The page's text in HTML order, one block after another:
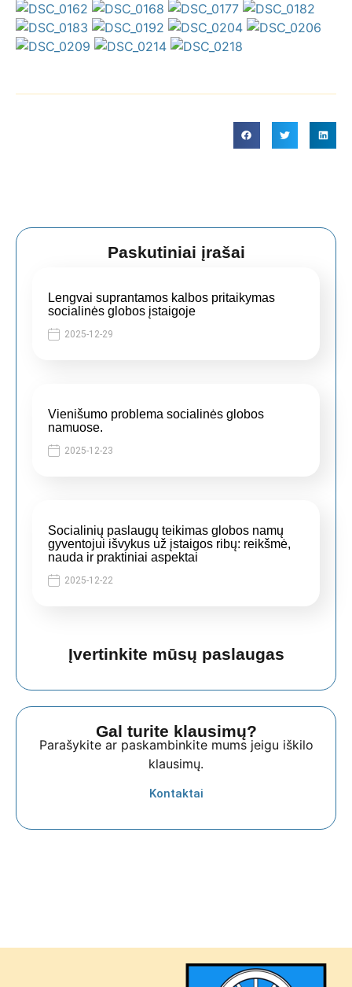
Paskutiniai įrašai
Lengvai suprantamos kalbos pritaikymas
socialinės globos įstaigoje
2025-12-29
Vienišumo problema socialinės globos
namuose.
2025-12-23
Socialinių paslaugų teikimas globos namų
gyventojui išvykus už įstaigos ribų: reikšmė,
nauda ir praktiniai aspektai
2025-12-22
Įvertinkite mūsų paslaugas
Gal turite klausimų?
Parašykite ar paskambinkite mums jeigu iškilo
klausimų.
Kontaktai